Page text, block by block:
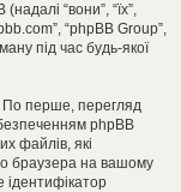
“вони”, “їх”,
“phpBB Group”,
під час будь-якої
По перше, перегляд
phpBB
файлів, які
браузера на вашому